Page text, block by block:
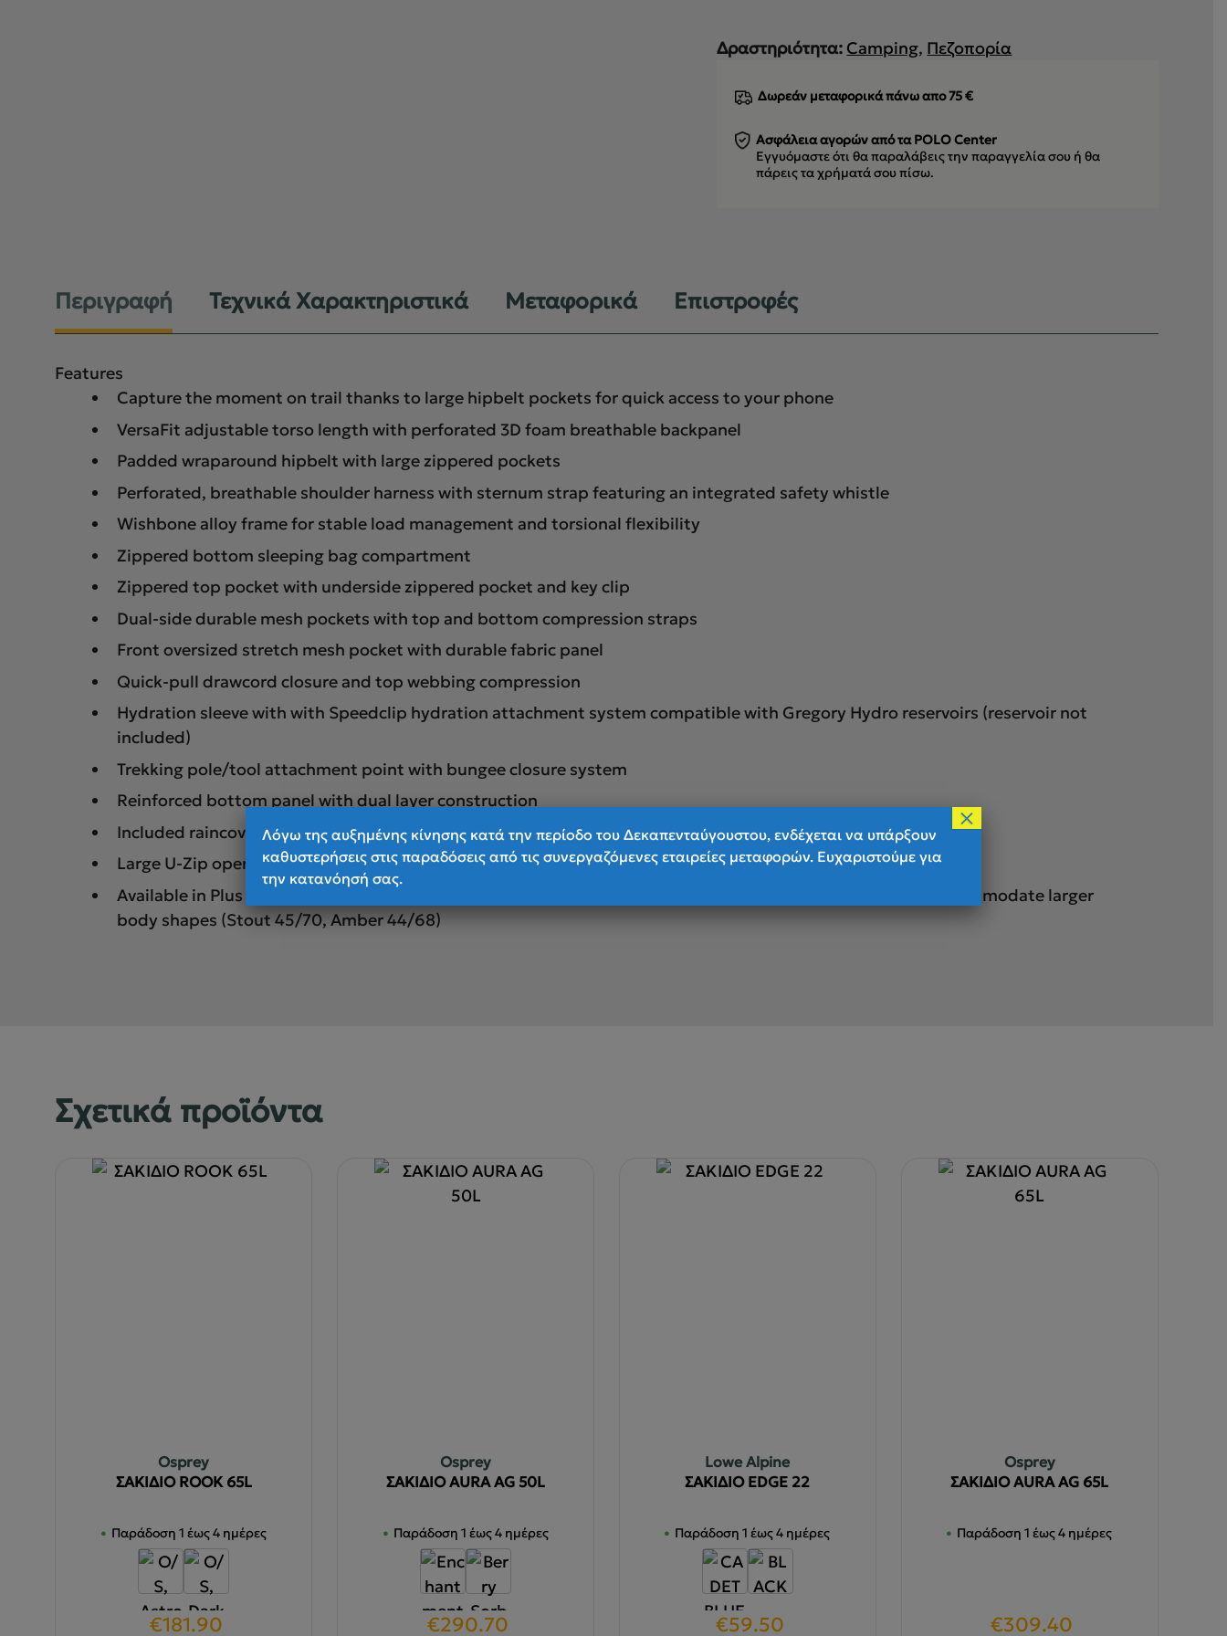
Δραστηριότητα: Camping, Πεζοπορία
Δωρεάν μεταφορικά πάνω απο 75 €
Ασφάλεια αγορών από τα POLO Center
Εγγυόμαστε ότι θα παραλάβεις την παραγγελία σου ή θα
πάρεις τα χρήματά σου πίσω.
Περιγραφή Τεχνικά Χαρακτηριστικά Μεταφορικά Επιστροφές
Features
Capture the moment on trail thanks to large hipbelt pockets for quick access to your phone
VersaFit adjustable torso length with perforated 3D foam breathable backpanel
Padded wraparound hipbelt with large zippered pockets
Perforated, breathable shoulder harness with sternum strap featuring an integrated safety whistle
Wishbone alloy frame for stable load management and torsional flexibility
Zippered bottom sleeping bag compartment
Zippered top pocket with underside zippered pocket and key clip
Dual-side durable mesh pockets with top and bottom compression straps
Front oversized stretch mesh pocket with durable fabric panel
Quick-pull drawcord closure and top webbing compression
Hydration sleeve with with Speedclip hydration attachment system compatible with Gregory Hydro reservoirs (reservoir not
included)
Trekking pole/tool attachment point with bungee closure system
Reinforced bottom panel with dual layer construction
Included raincover stored in zippered pocket under top lid
Large U-Zip opening to easily access gear packed in the center section of the pack
Available in Plus Size with extended length shoulder straps and hip belts, plus additional fit revisions to accommodate larger
body shapes (Stout 45/70, Amber 44/68)
Σχετικά προϊόντα
Osprey
ΣΑΚΙΔΙΟ ROOK 65L
Παράδοση 1 έως 4 ημέρες
Original
€181.90Η
Osprey
ΣΑΚΙΔΙΟ AURA AG 50L
Παράδοση 1 έως 4 ημέρες
Original
€290.70
Lowe Alpine
ΣΑΚΙΔΙΟ EDGE 22
Παράδοση 1 έως 4 ημέρες
Original
€59.50Η
Osprey
ΣΑΚΙΔΙΟ AURA AG 65L
Παράδοση 1 έως 4 ημέρες
Original
€309.40
Λόγω της αυξημένης κίνησης κατά την περίοδο του Δεκαπενταύγουστου, ενδέχεται να υπάρξουν
καθυστερήσεις στις παραδόσεις από τις συνεργαζόμενες εταιρείες μεταφορών. Ευχαριστούμε για
την κατανόησή σας.
×